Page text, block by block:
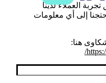
العملاء لدينا
إلى أي معلومات
هنا: